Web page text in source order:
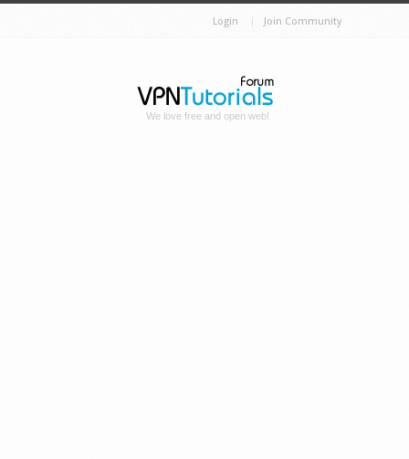
Login Join Community
We love free and open web!